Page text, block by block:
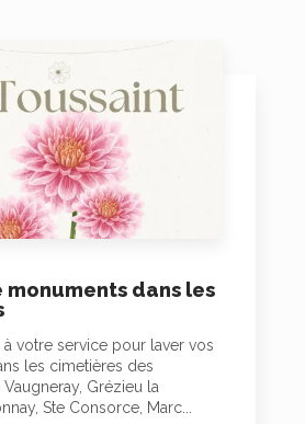
monuments dans les
votre service pour laver vos
les cimetières des
Grézieu la
Ste Consorce, Marc...